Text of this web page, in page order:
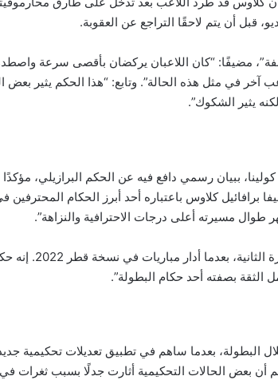
قبل أن يتم لاحقًا التراجع عن العقوبة.
مضيفًا: “كان اللاعبان يركضان بأقصى سرعة
آخر في مثل هذه الحالة”. وتابع: “هذا الحكم يثير بعض
يثير الشكوك”.
ببيان رسمي دافع فيه عن الحكم البرازيلي، مؤكدًا
برافائيل كلاوس باعتباره أحد أبرز الحكام المحترفين
مسيرته أعلى درجات الاحترافية والنزاهة”.
وأضاف: “يشارك كلاوس في نهائيات كأس العالم للمرة
الثقة بصفته أحد حكام البطولة”.
البطولة، بعدما ساهم في تطبيق تعديلات تحكيمية
أن بعض الحالات التحكيمية أثارت جدلًا بسبب ثغرات